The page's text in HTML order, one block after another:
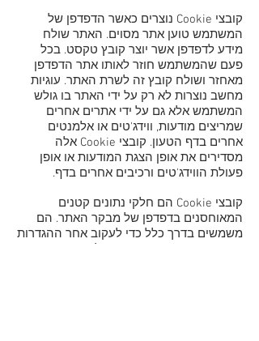
קובצי Cookie נוצרים כאשר הדפדפן של
המשתמש טוען אתר מסוים. האתר שולח
מידע לדפדפן אשר יוצר קובץ טקסט. בכל
פעם שהמשתמש חוזר לאותו אתר הדפדפן
מאחזר ושולח קובץ זה לשרת האתר. עוגיות
מחשב נוצרות לא רק על ידי האתר בו גולש
המשתמש אלא גם על ידי אתרים אחרים
שמריצים מודעות, ווידג'טים או אלמנטים
אחרים בדף הטעון. קובצי Cookie אלה
מסדירים את אופן הצגת המודעות או אופן
פעולת הווידג'טים ורכיבים אחרים בדף.
קובצי Cookie הם חלקי נתונים קטנים
המאוחסנים בדפדפן של מבקר האתר. הם
משמשים בדרך כלל כדי לעקוב אחר ההגדרות